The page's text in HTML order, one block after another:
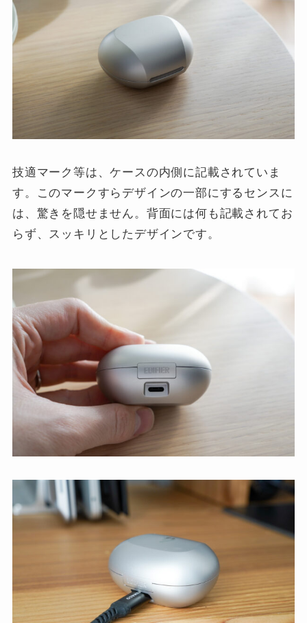
技適マーク等は、ケースの内側に記載されていま
す。このマークすらデザインの一部にするセンスに
は、驚きを隠せません。背面には何も記載されてお
らず、スッキリとしたデザインです。